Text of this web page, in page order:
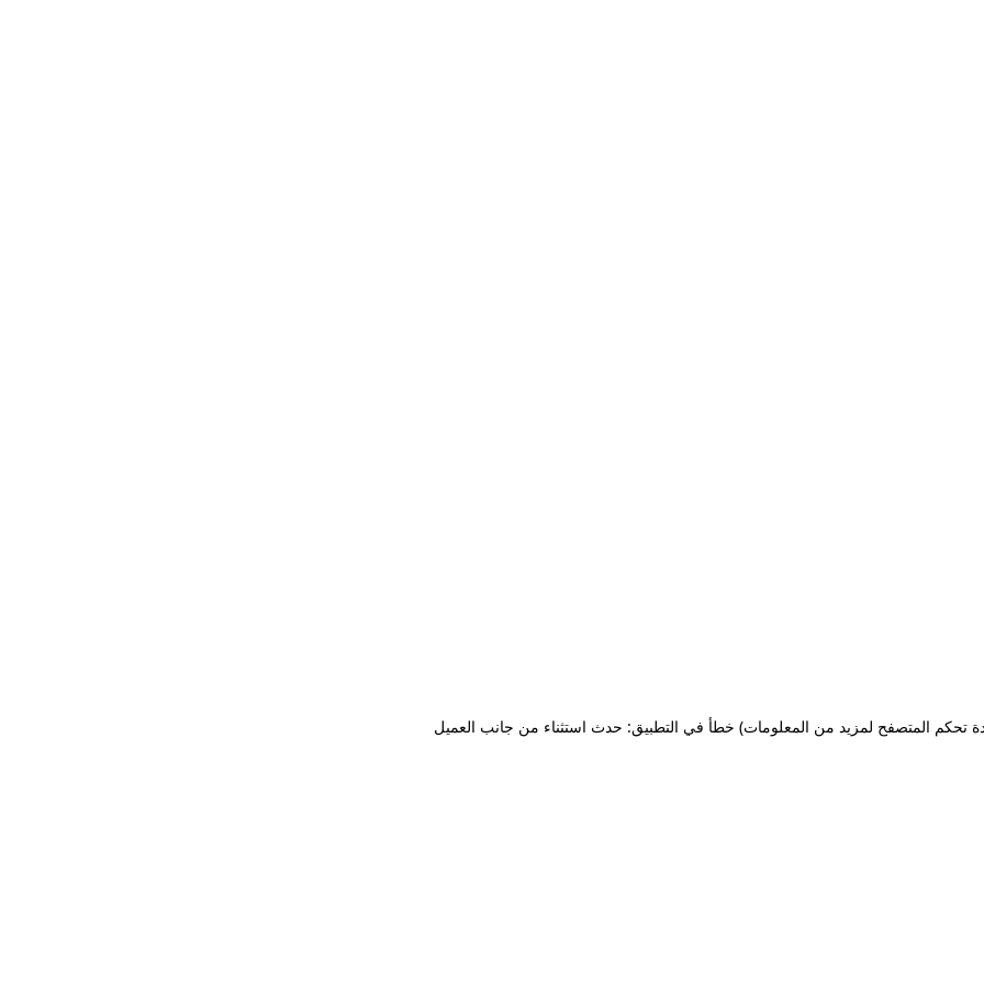
خطأ في التطبيق: حدث استثناء من جانب العميل تحكم المتصفح لمزيد من المعلومات)